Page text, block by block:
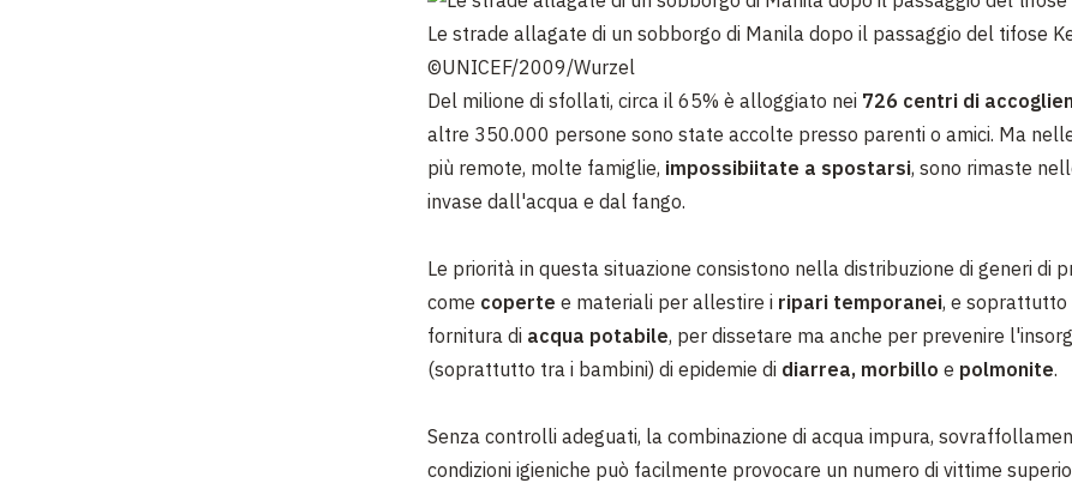
Le strade allagate di un sobborgo di Manila dopo il passaggio del tifose
©UNICEF/2009/Wurzel
Del milione di sfollati, circa il 65% è alloggiato nei 726 centri di
altre 350.000 persone sono state accolte presso parenti o amici. Ma
più remote, molte famiglie, impossibiitate a spostarsi, sono rimaste
invase dall'acqua e dal fango.
Le priorità in questa situazione consistono nella distribuzione di generi di
come coperte e materiali per allestire i ripari temporanei, e
fornitura di acqua potabile, per dissetare ma anche per prevenire
(soprattutto tra i bambini) di epidemie di diarrea, morbillo e polmonite.
Senza controlli adeguati, la combinazione di acqua impura,
condizioni igieniche può facilmente provocare un numero di vittime